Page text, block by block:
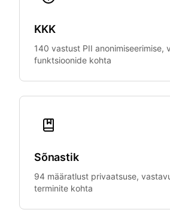
KKK
140 vastust PII anonimiseerimise,
funktsioonide kohta
Sõnastik
94 määratlust privaatsuse,
terminite kohta